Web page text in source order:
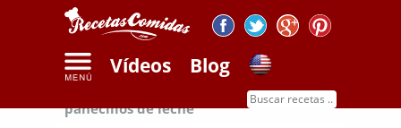
Vídeos Blog
Receta de
panecillos de leche